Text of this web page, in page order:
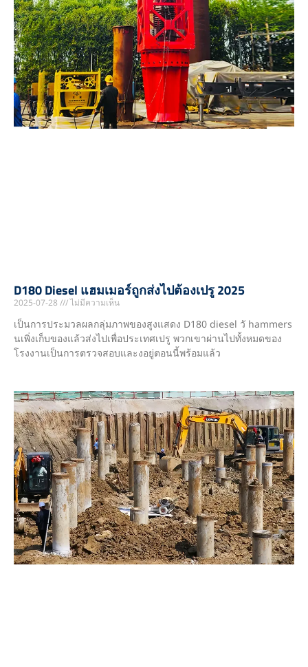
D180 Diesel แฮมเมอร์ถูกส่งไปต้องเปรู 2025
2025-07-28 ไม่มีความเห็น
เป็นการประมวลผลกลุ่มภาพของสูงแสดง D180 diesel วั hammers
นเพิ่งเก็บของแล้วส่งไปเพื่อประเทศเปรู พวกเขาผ่านไปทั้งหมดของ
โรงงานเป็นการตรวจสอบและงอยู่ตอนนี้พร้อมแล้ว